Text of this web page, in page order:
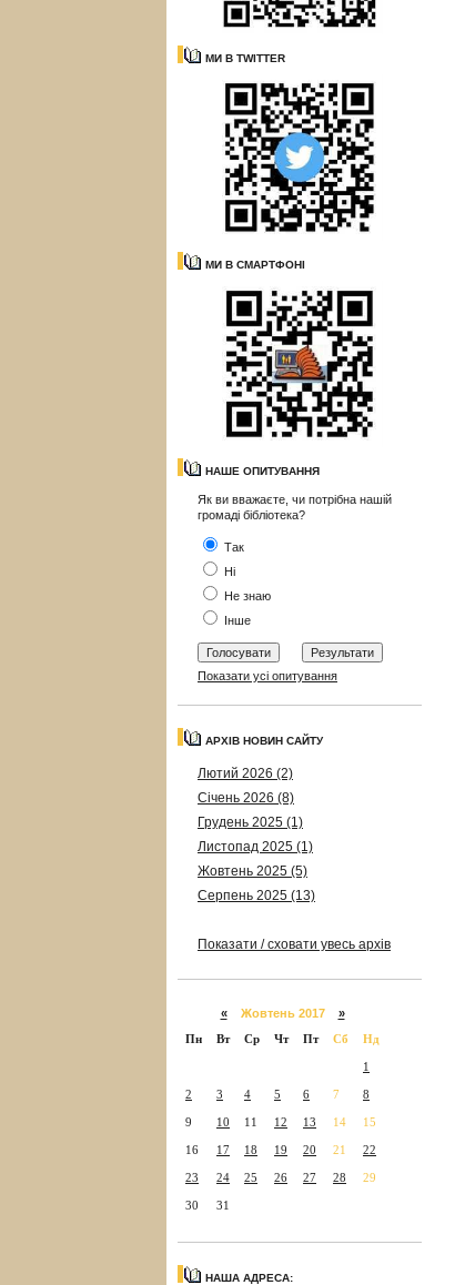
МИ В TWITTER
МИ В СМАРТФОНІ
НАШЕ ОПИТУВАННЯ
Як ви вважаєте, чи потрібна нашій
громаді бібліотека?
Так
Ні
Не знаю
Інше
Показати усі опитування
АРХІВ НОВИН САЙТУ
Лютий 2026 (2)
Січень 2026 (8)
Грудень 2025 (1)
Листопад 2025 (1)
Жовтень 2025 (5)
Серпень 2025 (13)
Показати / сховати увесь архів
«Жовтень 2017 »
Пн
Вт Ср Чт Пт Сб Нд
1
2 3 4 5 6 7 8
9 10 11 12 13 14 15
16 17 18 19 20 21 22
23 24 25 26 27 28 29
30 31
НАША АДРЕСА: